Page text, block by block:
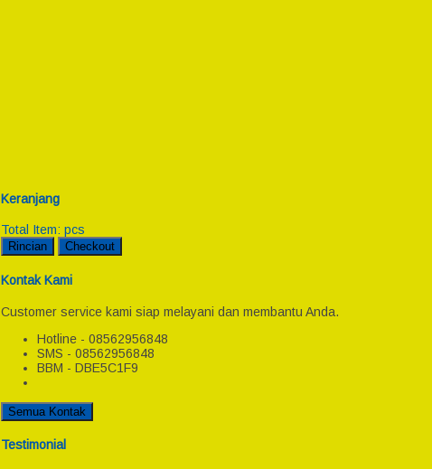
Keranjang
Total Item: pcs
Rincian Checkout
Kontak Kami
Customer service kami siap melayani dan membantu Anda.
Hotline - 08562956848
SMS - 08562956848
BBM - DBE5C1F9
Semua Kontak
Testimonial